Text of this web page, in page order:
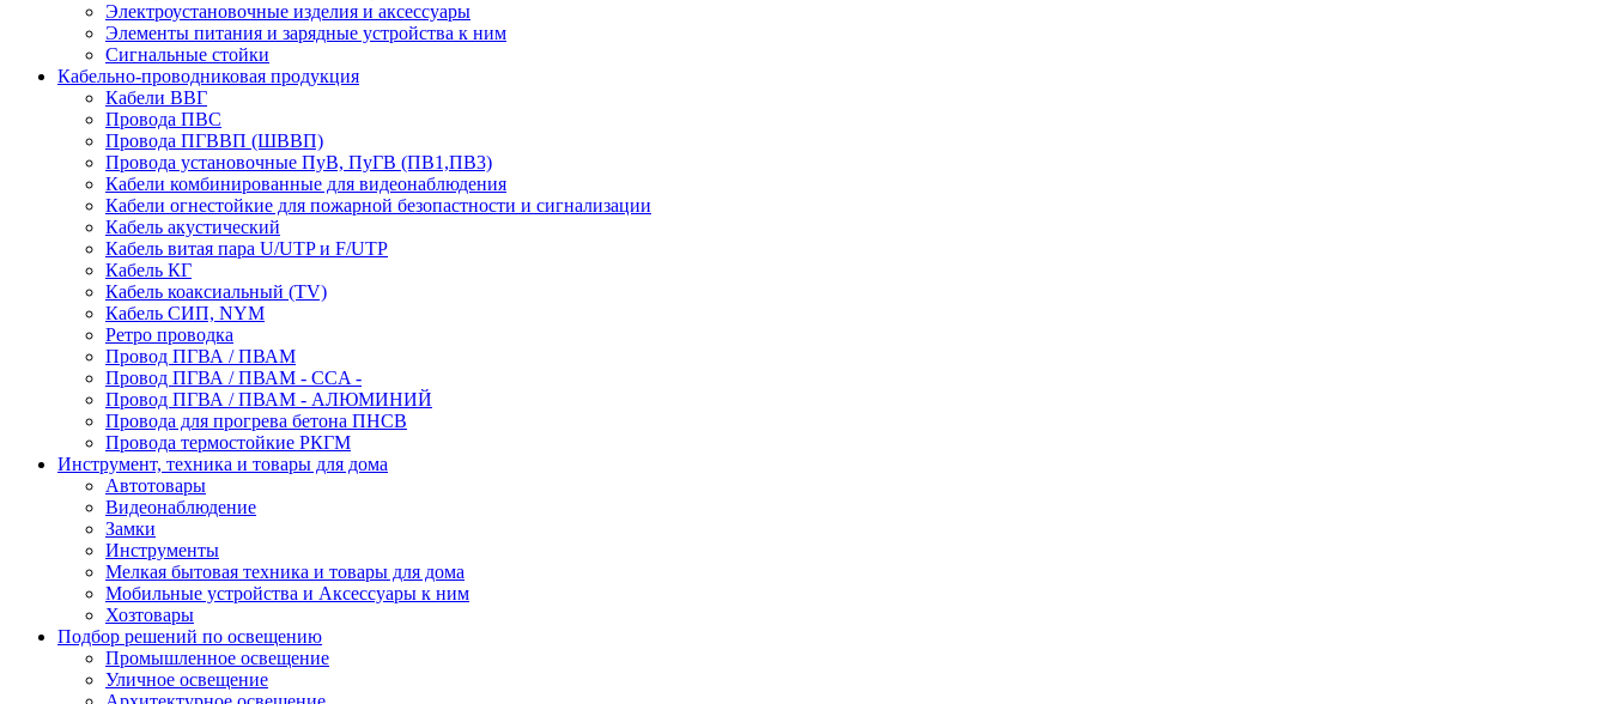
Электроустановочные изделия и аксессуары
Элементы питания и зарядные устройства к ним
Сигнальные стойки
Кабельно-проводниковая продукция
Кабели ВВГ
Провода ПВС
Провода ПГВВП (ШВВП)
Провода установочные ПуВ, ПуГВ (ПВ1,ПВ3)
Кабели комбинированные для видеонаблюдения
Кабели огнестойкие для пожарной безопастности и сигнализации
Кабель акустический
Кабель витая пара U/UTP и F/UTP
Кабель КГ
Кабель коаксиальный (TV)
Кабель СИП, NYM
Ретро проводка
Провод ПГВА / ПВАМ
Провод ПГВА / ПВАМ - CCA -
Провод ПГВА / ПВАМ - АЛЮМИНИЙ
Провода для прогрева бетона ПНСВ
Провода термостойкие РКГМ
Инструмент, техника и товары для дома
Автотовары
Видеонаблюдение
Замки
Инструменты
Мелкая бытовая техника и товары для дома
Мобильные устройства и Аксессуары к ним
Хозтовары
Подбор решений по освещению
Промышленное освещение
Уличное освещение